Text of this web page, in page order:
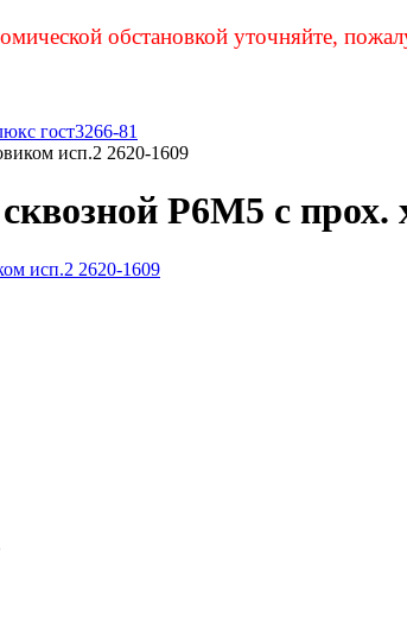
обстановкой уточняйте,
гост3266-81
исп.2 2620-1609
Р6М5 с прох.